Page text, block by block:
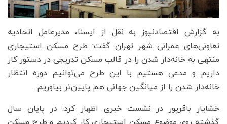
به گزارش اقتصادنیوز به نقل از ایسنا، مدیرعامل اتحادیه
تعاونی‌های عمرانی شهر تهران گفت: طرح مسکن استیجاری
منتهی به خانه‌دار شدن را در قالب مسکن تدریجی در دستور کار
داریم و مدعی هستیم با این طرح می‌توانیم دوره انتظار
خانه‌دار شدن را از میانگین جهانی هم پایین‌تر بیاوریم.
خشایار باقرپور در نشست خبری اظهار کرد: در پایان سال